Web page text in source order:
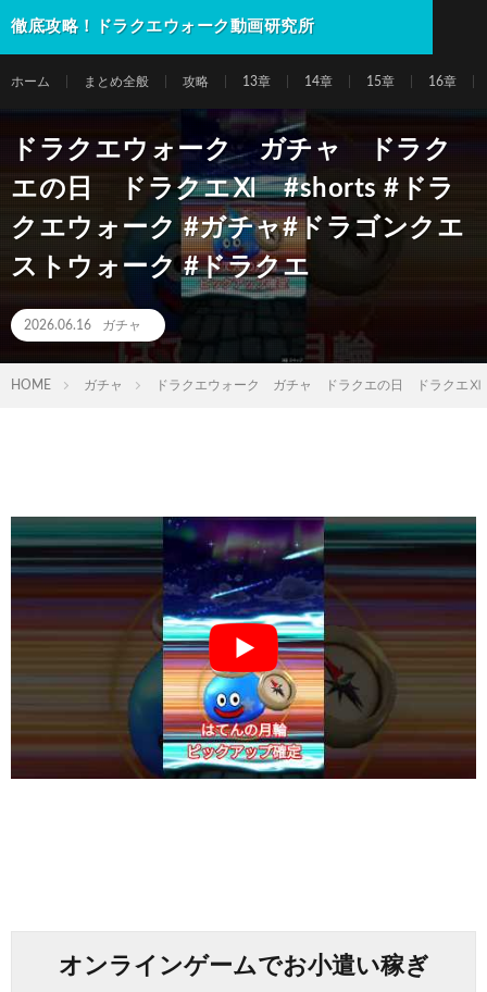
徹底攻略！ドラクエウォーク動画研究所
ホーム まとめ全般 攻略 13章 14章 15章 16章
ドラクエウォーク ガチャ ドラク
エの日 ドラクエⅪ #shorts #ドラ
クエウォーク #ガチャ#ドラゴンクエ
ストウォーク #ドラクエ
2026.06.16 ガチャ
HOME ガチャ ドラクエウォーク ガチャ ドラクエの日 ドラクエⅪ
オンラインゲームでお小遣い稼ぎ